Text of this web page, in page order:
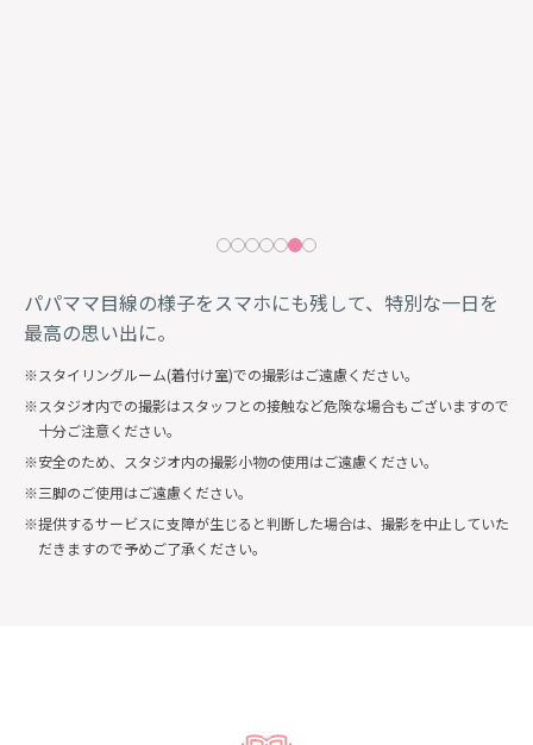
パパママ目線の様子をスマホにも残して、特別な一日を
最高の思い出に。
スタイリングルーム(着付け室)での撮影はご遠慮ください。
スタジオ内での撮影はスタッフとの接触など危険な場合もございますので
十分ご注意ください。
安全のため、スタジオ内の撮影小物の使用はご遠慮ください。
三脚のご使用はご遠慮ください。
提供するサービスに支障が生じると判断した場合は、撮影を中止していた
だきますので予めご了承ください。